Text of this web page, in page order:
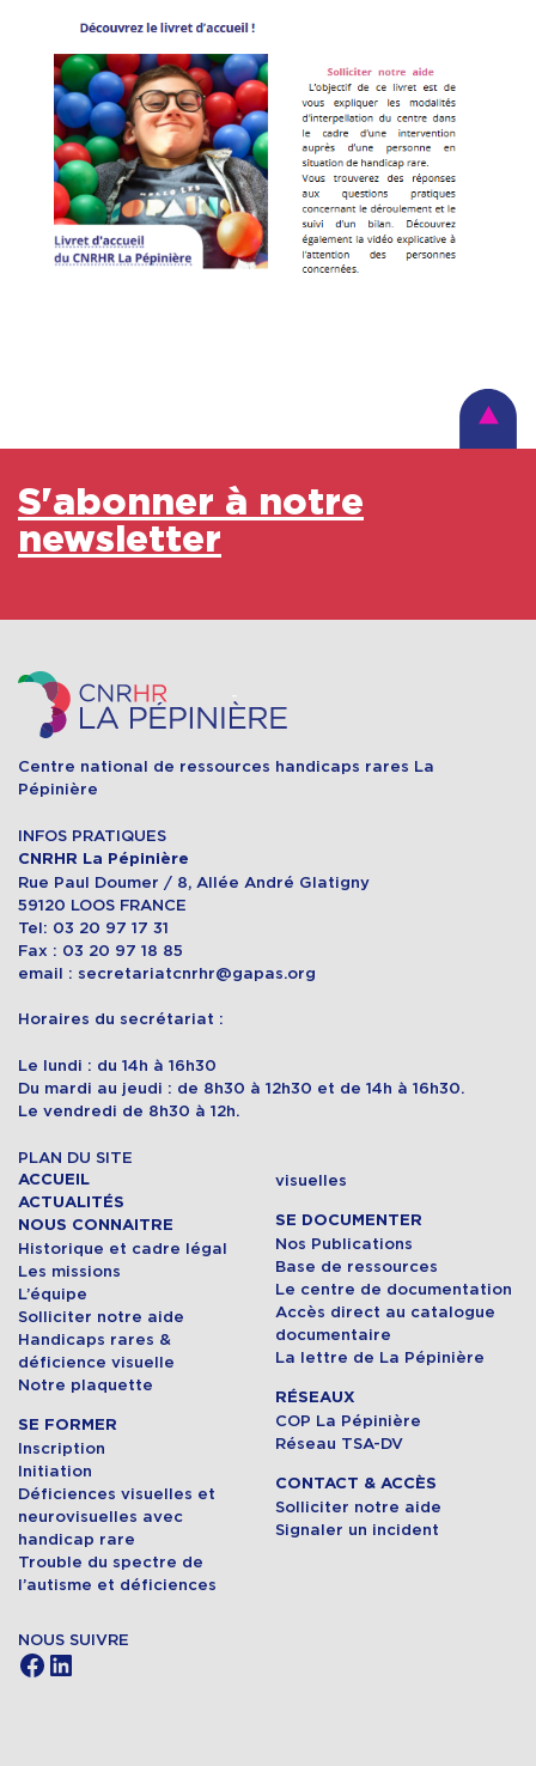
S'abonner à notre
newsletter
Centre national de ressources handicaps rares La
Pépinière
INFOS PRATIQUES
CNRHR La Pépinière
Rue Paul Doumer / 8, Allée André Glatigny
59120 LOOS FRANCE
Tel: 03 20 97 17 31
Fax : 03 20 97 18 85
email : secretariatcnrhr@gapas.org
Horaires du secrétariat :
Le lundi : du 14h à 16h30
Du mardi au jeudi : de 8h30 à 12h30 et de 14h à 16h30.
Le vendredi de 8h30 à 12h.
PLAN DU SITE
ACCUEIL
ACTUALITÉS
NOUS CONNAITRE
Historique et cadre légal
Les missions
L’équipe
Solliciter notre aide
Handicaps rares &
déficience visuelle
Notre plaquette
SE FORMER
Inscription
Initiation
Déficiences visuelles et
neurovisuelles avec
handicap rare
Trouble du spectre de
l’autisme et déficiences
visuelles
SE DOCUMENTER
Nos Publications
Base de ressources
Le centre de documentation
Accès direct au catalogue
documentaire
La lettre de La Pépinière
RÉSEAUX
COP La Pépinière
Réseau TSA-DV
CONTACT & ACCÈS
Solliciter notre aide
Signaler un incident
NOUS SUIVRE
Facebook LinkedIn